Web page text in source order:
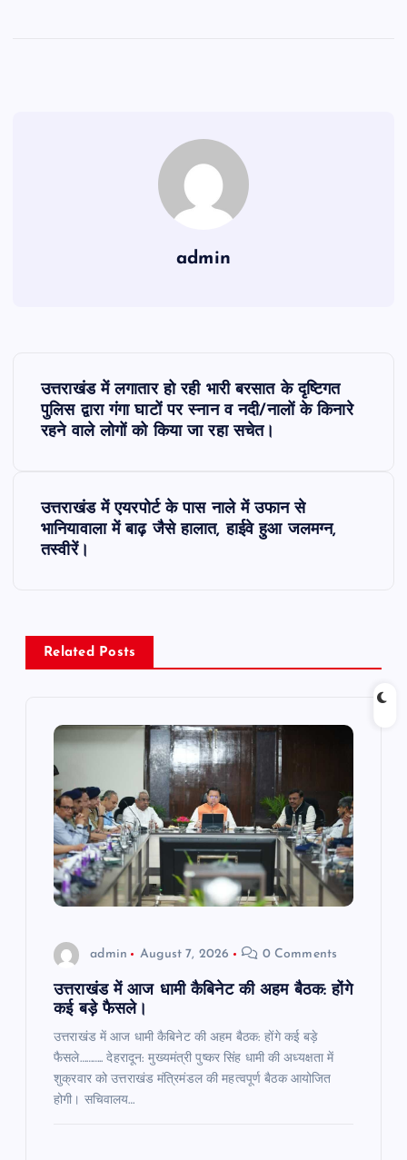
admin
v
उत्तराखंड में लगातार हो रही भारी बरसात के दृष्टिगत
पुलिस द्वारा गंगा घाटों पर स्नान व नदी/नालों के किनारे
रहने वाले लोगों को किया जा रहा सचेत।
उत्तराखंड में एयरपोर्ट के पास नाले में उफान से
भानियावाला में बाढ़ जैसे हालात, हाईवे हुआ जलमग्न,
तस्वीरें।
Related Posts
admin August 7, 2026 0 Comments
उत्तराखंड में आज धामी कैबिनेट की अहम बैठक: होंगे
कई बड़े फैसले।
उत्तराखंड में आज धामी कैबिनेट की अहम बैठक: होंगे कई बड़े
फैसले……….. देहरादून: मुख्यमंत्री पुष्कर सिंह धामी की अध्यक्षता में
शुक्रवार को उत्तराखंड मंत्रिमंडल की महत्वपूर्ण बैठक आयोजित
होगी। सचिवालय…